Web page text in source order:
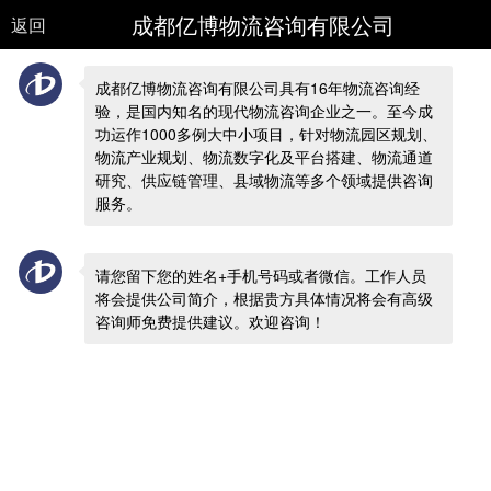
返回 成都亿博物流咨询有限公司
成都亿博物流咨询有限公司具有16年物流咨询经
验，是国内知名的现代物流咨询企业之一。至今成
功运作1000多例大中小项目，针对物流园区规划、
物流产业规划、物流数字化及平台搭建、物流通道
研究、供应链管理、县域物流等多个领域提供咨询
服务。
请您留下您的姓名+手机号码或者微信。工作人员
将会提供公司简介，根据贵方具体情况将会有高级
咨询师免费提供建议。欢迎咨询！